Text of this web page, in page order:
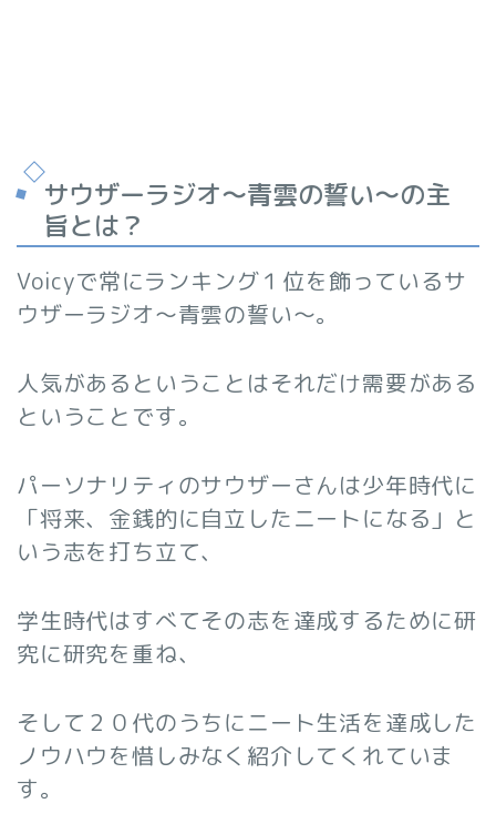
サウザーラジオ〜青雲の誓い〜の主
旨とは？
Voicyで常にランキング１位を飾っているサ
ウザーラジオ〜青雲の誓い〜。
人気があるということはそれだけ需要がある
ということです。
パーソナリティのサウザーさんは少年時代に
「将来、金銭的に自立したニートになる」と
いう志を打ち立て、
学生時代はすべてその志を達成するために研
究に研究を重ね、
そして２０代のうちにニート生活を達成した
ノウハウを惜しみなく紹介してくれていま
す。